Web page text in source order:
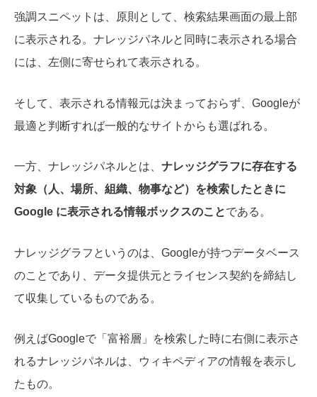
強調スニペットは、原則として、検索結果画面の最上部
に表示される。ナレッジパネルと同時に表示される場合
には、左側に寄せられて表示される。
そして、表示される情報元は決まっておらず、Googleが
最適と判断すれば一般的なサイトからも選ばれる。
一方、ナレッジパネルとは、 ナレッジグラフに存在する
対象（人、場所、組織、物事など）を検索したときに
Google に表示される情報ボックスのことである。
ナレッジグラフというのは、Googleが持つデータベース
のことであり、データ提供元とライセンス契約を締結し
て収集しているものである。
例えばGoogleで「富裕層」を検索した時に右側に表示さ
れるナレッジパネルは、ウィキペディアの情報を表示し
たもの。